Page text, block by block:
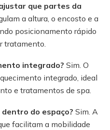
que partes da
a altura, o encosto e a
posicionamento rápido
tratamento.
integrado? Sim. O
integrado, ideal
e tratamentos de spa.
dentro do espaço? Sim. A
facilitam a mobilidade